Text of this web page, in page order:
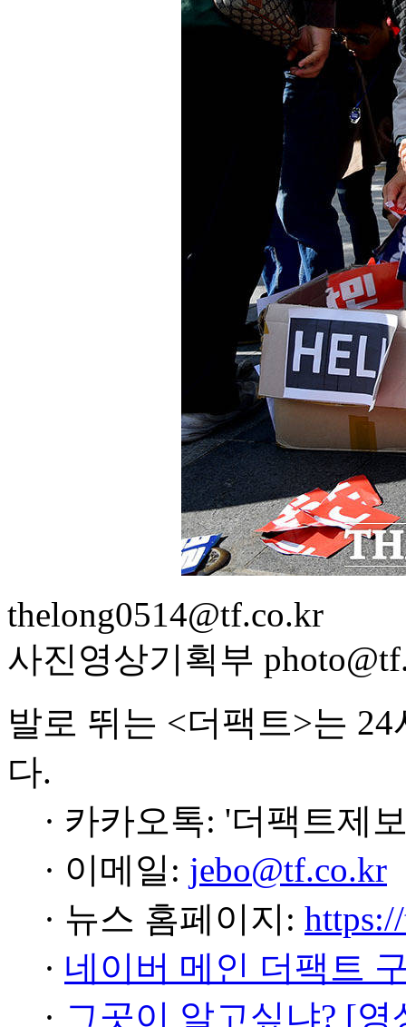
thelong0514@tf.co.kr
사진영상기획부
발로 뛰는 <더팩트>는
다.
· 카카오톡: '더팩트제
· 이메일: jebo@tf.co.kr
· 뉴스 홈페이지:
· 네이버 메인 더팩트
· 그곳이 알고싶냐? [